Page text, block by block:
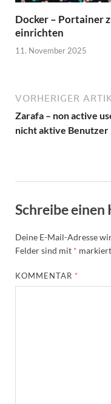
Docker – Portainer
einrichten
11. November 2025
VORHERIGER
Zarafa – non active
nicht aktive Benutzer
Schreibe
Deine E-Mail-Adresse
Felder sind mit * markiert
KOMMENTAR *